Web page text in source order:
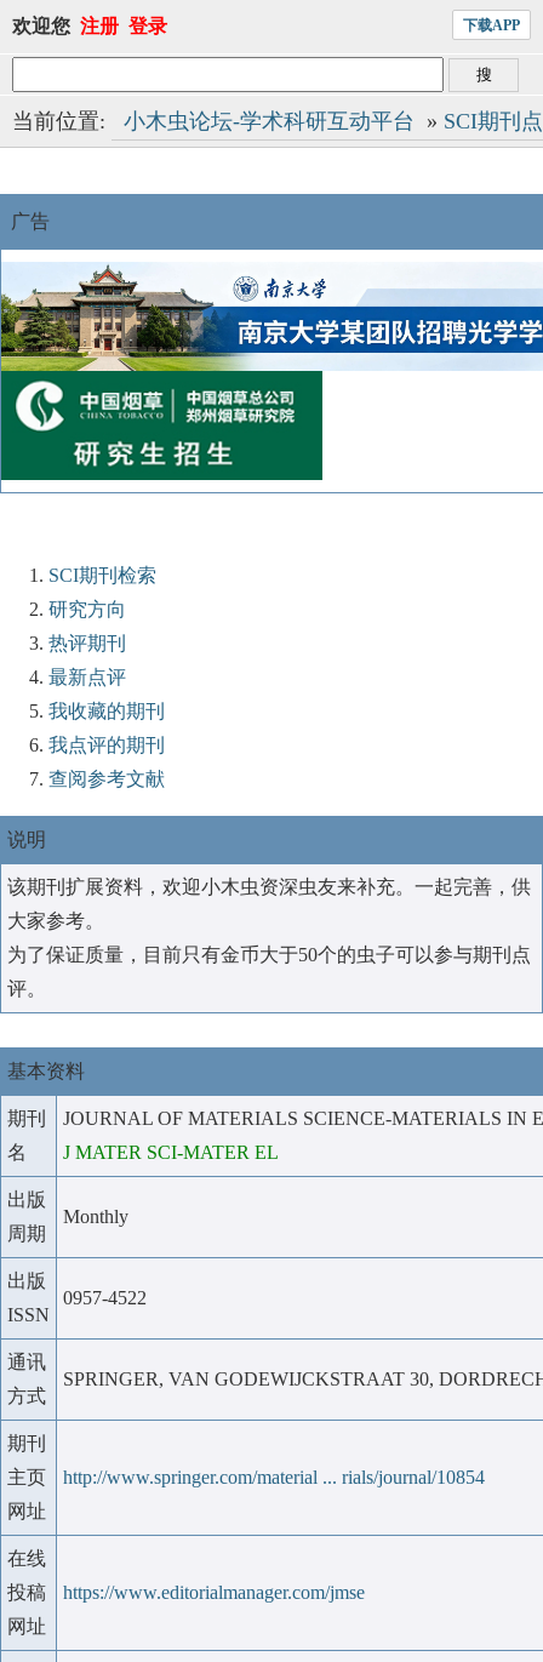
欢迎您 注册 登录 下载APP
当前位置: 小木虫论坛-学术科研互动平台 » SCI期刊
广告
SCI期刊检索
研究方向
热评期刊
最新点评
我收藏的期刊
我点评的期刊
查阅参考文献
说明
该期刊扩展资料，欢迎小木虫资深虫友来补充。一起完善，供
大家参考。
为了保证质量，目前只有金币大于50个的虫子可以参与期刊点
评。
基本资料
期刊
名
JOURNAL OF MATERIALS SCIENCE-MATERIALS IN
J MATER SCI-MATER EL
出版
周期
Monthly
出版
ISSN
0957-4522
通讯
方式
SPRINGER, VAN GODEWIJCKSTRAAT 30,
期刊
主页
网址
http://www.springer.com/material ... rials/journal/10854
在线
投稿
网址
https://www.editorialmanager.com/jmse